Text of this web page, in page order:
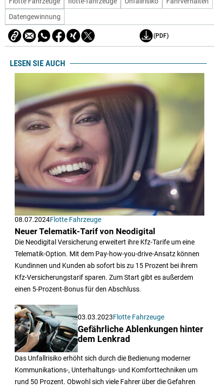
Datengewinnung
(PDF)
LESEN SIE AUCH
08.07.2024Flotte Fahrzeuge
Neuer Telematik-Tarif von Neodigital
Die Neodigital Versicherung erweitert ihre Kfz-Tarife um eine
Telematik-Option. Mit dem Pay-how-you-drive-Ansatz können
Kundinnen und Kunden ab sofort bis zu 15 Prozent bei ihrem
Kfz-Versicherungstarif sparen. Zum Start gibt es außerdem
einen 5-Prozent-Bonus für den Abschluss.
03.03.2023Flotte Fahrzeuge
Gefährliche Ablenkungen hinter
dem Lenkrad
Das Unfallrisiko erhöht sich durch die Bedienung moderner
Kommunikations-, Unterhaltungs- und Komforttechniken um
rund 50 Prozent. Obwohl sich viele Fahrer über die Gefahren